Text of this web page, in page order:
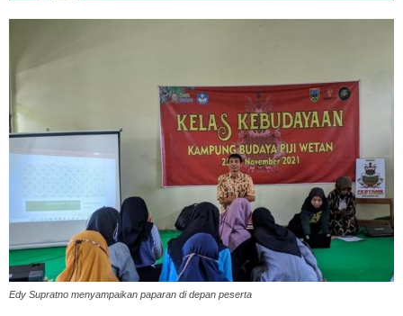
Edy Supratno menyampaikan paparan di depan peserta